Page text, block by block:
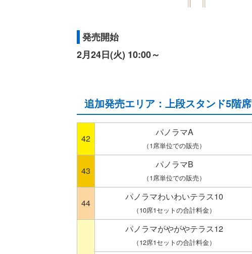
発売開始
2月24日(火) 10:00～
追加発売エリア：上段スタンド5階席
42
パノラマA
（1席単位での販売）
43
パノラマB
（1席単位での販売）
44
パノラマわいわいテラス10
（10席1セットの合計料金）
パノラマがやがやテラス12
（12席1セットの合計料金）